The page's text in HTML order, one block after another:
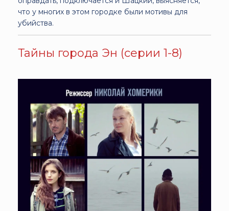
что у многих в этом городке были мотивы для
убийства.
Тайны города Эн (серии 1-8)